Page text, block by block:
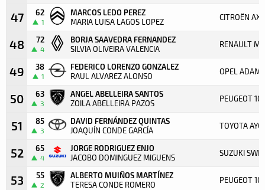
47 62
1
MARCOS LEDO PEREZ
MARIA LUISA LAGOS LOPEZ CITROËN AX
48 72
4
BORJA SAAVEDRA FERNANDEZ
SILVIA OLIVEIRA VALENCIA RENAULT
49 38
1
FEDERICO LORENZO GONZALEZ
RAUL ALVAREZ ALONSO OPEL ADAM
50 63
3
ANGEL ABELLEIRA SANTOS
ZOILA ABELLEIRA PAZOS PEUGEOT
51 85
3
DAVID FERNÁNDEZ QUINTAS
JOAQUÍN CONDE GARCÍA TOYOTA
52 65
4
JORGE RODRIGUEZ ENJO
JACOBO DOMINGUEZ MIGUENS SUZUKI
53 55
2
ALBERTO MUIÑOS MARTÍNEZ
TERESA CONDE ROMERO PEUGEOT